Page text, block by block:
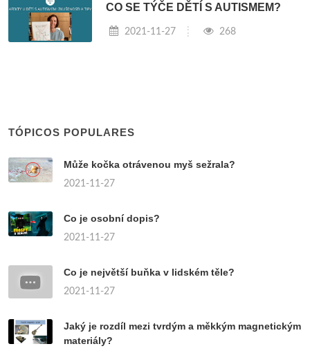
CO SE TÝČE DĚTÍ S AUTISMEM?
2021-11-27 268
TÓPICOS POPULARES
Může kočka otrávenou myš sežrala?
2021-11-27
Co je osobní dopis?
2021-11-27
Co je největší buňka v lidském těle?
2021-11-27
Jaký je rozdíl mezi tvrdým a měkkým magnetickým
materiály?